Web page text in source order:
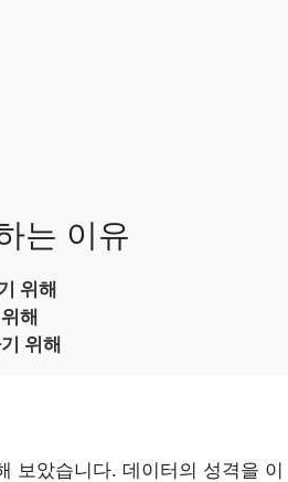
는 이유
위해
해
위해
보았습니다. 데이터의 성격을 이